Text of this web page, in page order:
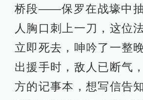
但新版回归了埃里希·玛
作时的原意，书中人物
士人，电影同样将陷入
思点归因于整天做着战
容克阶级。